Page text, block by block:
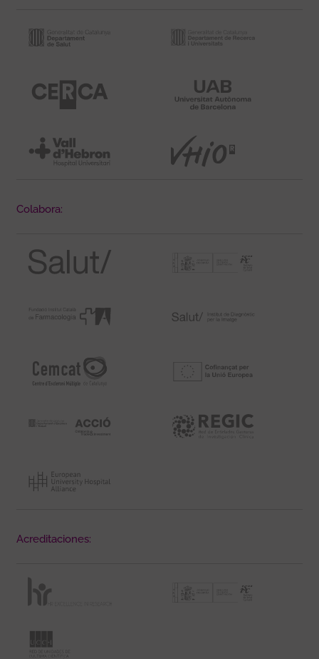
Colabora:
Acreditaciones: